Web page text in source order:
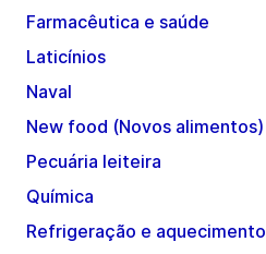
Farmacêutica e saúde
Laticínios
Naval
New food (Novos alimentos)
Pecuária leiteira
Química
Refrigeração e aquecimento